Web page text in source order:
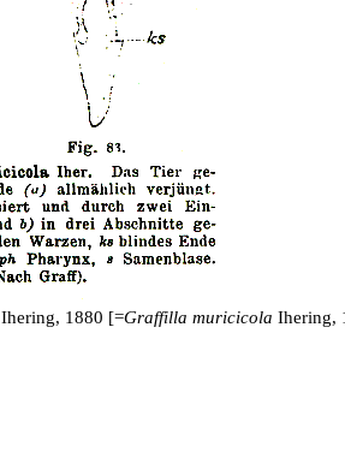
Ihering, 1880 [=Graffilla muricicola Ihering,